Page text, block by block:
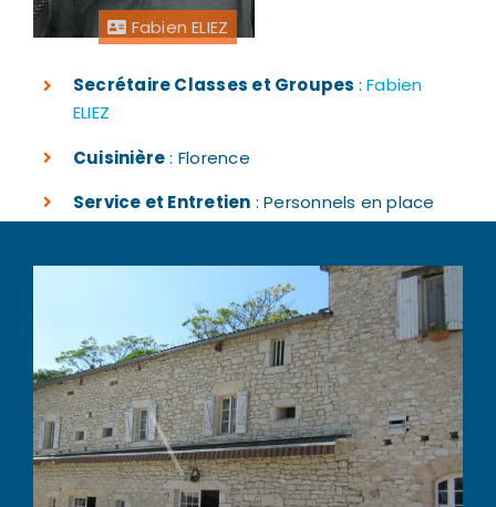
Fabien ELIEZ
Secrétaire Classes et Groupes :Fabien
ELIEZ
Cuisinière: Florence
Service et Entretien : Personnels en place